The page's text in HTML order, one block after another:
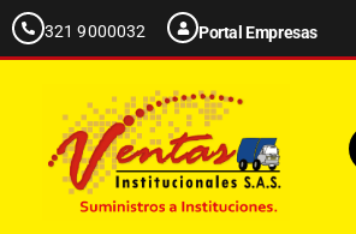
321 9000032 Portal Empresas